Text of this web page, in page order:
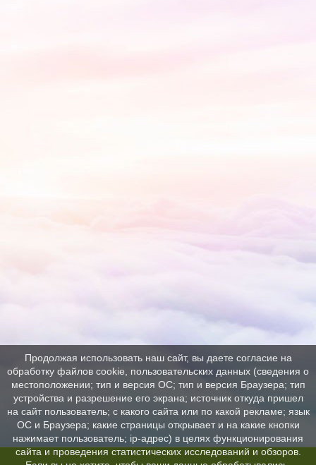
Продолжая использовать наш сайт, вы даете согласие на
обработку файлов cookie, пользовательских данных (сведения о
местоположении; тип и версия ОС; тип и версия Браузера; тип
устройства и разрешение его экрана; источник откуда пришел
на сайт пользователь; с какого сайта или по какой рекламе; язык
ОС и Браузера; какие страницы открывает и на какие кнопки
нажимает пользователь; ip-адрес) в целях функционирования
сайта и проведения статистических исследований и обзоров.